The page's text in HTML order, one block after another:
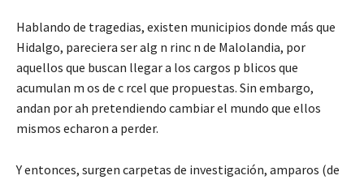
Hablando de tragedias, existen municipios donde más que
Hidalgo, pareciera ser alg n rinc n de Malolandia, por
aquellos que buscan llegar a los cargos p blicos que
acumulan m os de c rcel que propuestas. Sin embargo,
andan por ah pretendiendo cambiar el mundo que ellos
mismos echaron a perder.
Y entonces, surgen carpetas de investigación, amparos (de